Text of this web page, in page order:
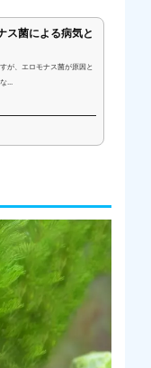
ス菌による病気と
が、エロモナス菌が原因と
...